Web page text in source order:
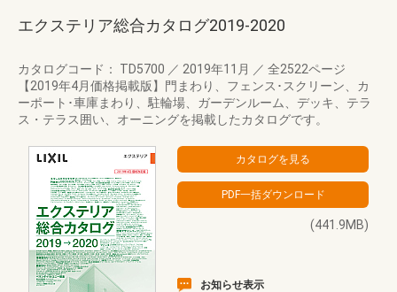
エクステリア総合カタログ2019-2020
カタログコード： TD5700 ／ 2019年11月 ／ 全2522ページ
【2019年4月価格掲載版】門まわり、フェンス･スクリーン、カ
ーポート･車庫まわり、駐輪場、ガーデンルーム、デッキ、テラ
ス・テラス囲い、オーニングを掲載したカタログです。
(441.9MB)
お知らせ表示